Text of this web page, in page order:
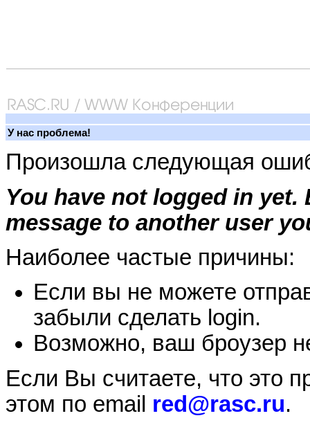
У нас проблема!
Произошла следующая
You have not logged in
message to another user
Наиболее частые причины:
Если вы не можете
забыли сделать login.
Возможно, ваш броузер
Если Вы считаете, что это
этом по email red@rasc.ru.